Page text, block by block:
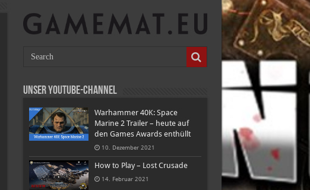
Unser Youtube-Channel
Warhammer 40K: Space
Marine 2 Trailer – heute auf
den Games Awards enthüllt
10. Dezember 2021
How to Play – Lost Crusade
14. Februar 2021